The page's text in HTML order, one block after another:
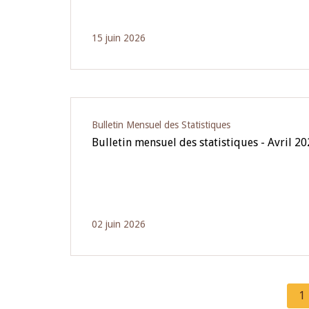
15 juin 2026
Bulletin Mensuel des Statistiques
Bulletin mensuel des statistiques - Avril
02 juin 2026
1